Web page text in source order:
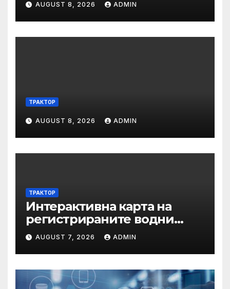
AUGUST 8, 2026 ADMIN
ТРАКТОР
AUGUST 8, 2026 ADMIN
ТРАКТОР
Интерактивна карта на
регистрираните водни
бази по Черноморието за
летния сезон на 2026 г.
AUGUST 7, 2026 ADMIN